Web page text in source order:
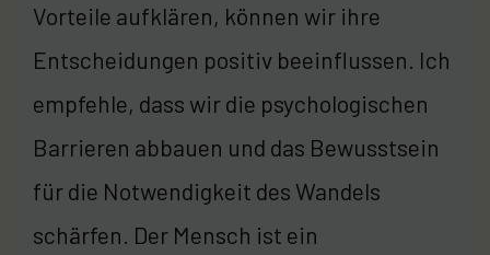
Vorteile aufklären, können wir ihre
Entscheidungen positiv beeinflussen. Ich
empfehle, dass wir die psychologischen
Barrieren abbauen und das Bewusstsein
für die Notwendigkeit des Wandels
schärfen. Der Mensch ist ein